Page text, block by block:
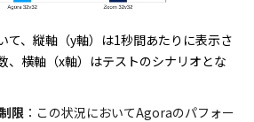
て、縦軸（y軸）は1秒間あたりに表示さ
、横軸（x軸）はテストのシナリオとな
限 ：この状況においてAgoraのパフォー